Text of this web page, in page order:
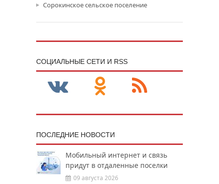
Сорокинское сельское поселение
CОЦИАЛЬНЫЕ СЕТИ И RSS
ПОСЛЕДНИЕ НОВОСТИ
Мобильный интернет и связь
придут в отдаленные поселки
09 августа 2026